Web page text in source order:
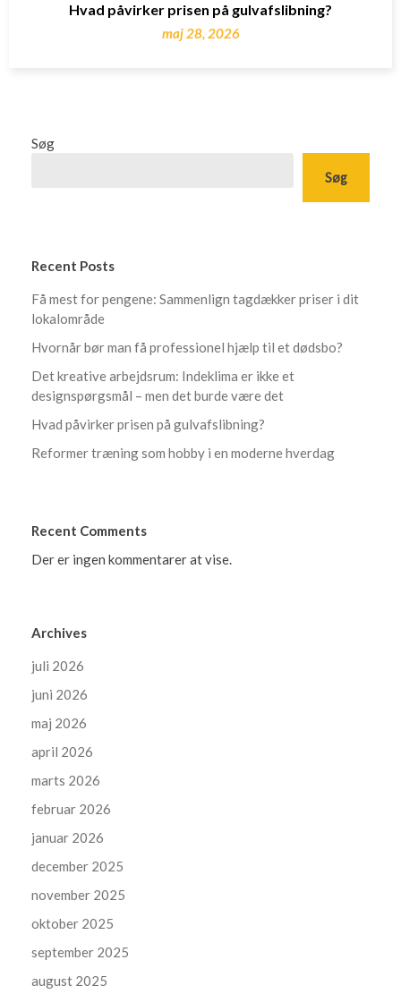
Hvad påvirker prisen på gulvafslibning?
maj 28, 2026
Søg
Søg
Recent Posts
Få mest for pengene: Sammenlign tagdækker priser i dit
lokalområde
Hvornår bør man få professionel hjælp til et dødsbo?
Det kreative arbejdsrum: Indeklima er ikke et
designspørgsmål – men det burde være det
Hvad påvirker prisen på gulvafslibning?
Reformer træning som hobby i en moderne hverdag
Recent Comments
Der er ingen kommentarer at vise.
Archives
juli 2026
juni 2026
maj 2026
april 2026
marts 2026
februar 2026
januar 2026
december 2025
november 2025
oktober 2025
september 2025
august 2025